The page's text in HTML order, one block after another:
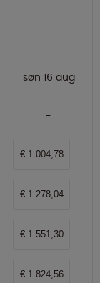
søn 16 aug
€ 1.004,78
€ 1.278,04
€ 1.551,30
€ 1.824,56